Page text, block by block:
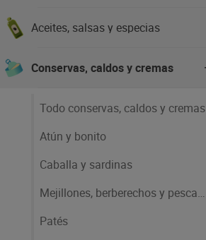
Aceites, salsas y especias
Conservas, caldos y cremas
Todo conservas, caldos y cremas
Atún y bonito
Caballa y sardinas
Mejillones, berberechos y pescado
Patés